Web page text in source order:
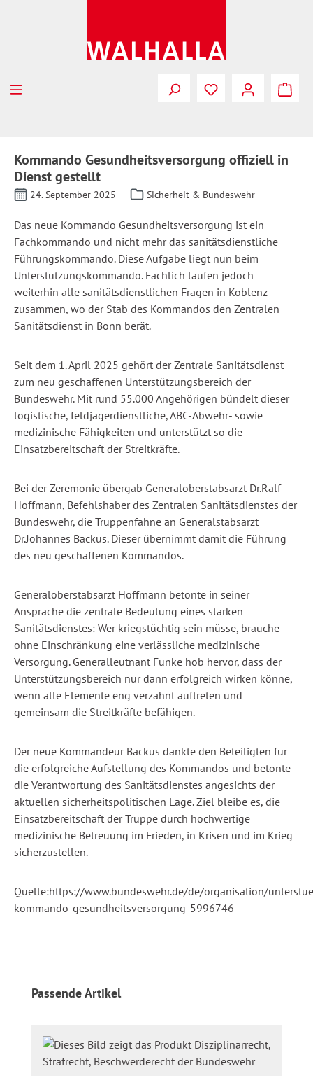
Kommando Gesundheitsversorgung offiziell in
Dienst gestellt
24. September 2025 Sicherheit & Bundeswehr
Das neue Kommando Gesundheitsversorgung ist ein
Fachkommando und nicht mehrdas sanitätsdienstliche
Führungskommando. DieseAufgabe liegt nun beim
Unterstützungskommando. Fachlich laufen jedoch
weiterhin alle sanitätsdienstlichen Fragen in Koblenz
zusammen, wo der Stab des Kommandos den Zentralen
Sanitätsdienst in Bonn berät.
Seit dem 1. April 2025 gehört der Zentrale Sanitätsdienst
zum neu geschaffenen Unterstützungsbereich der
Bundeswehr. Mit rund 55.000 Angehörigen bündelt dieser
logistische, feldjägerdienstliche, ABC-Abwehr- sowie
medizinische Fähigkeiten und unterstützt so die
Einsatzbereitschaft der Streitkräfte.
Bei derZeremonie übergab Generaloberstabsarzt Dr.Ralf
Hoffmann, Befehlshaberdes Zentralen Sanitätsdienstes der
Bundeswehr, die Truppenfahne an Generalstabsarzt
Dr.Johannes Backus. Dieser übernimmt damit die Führung
des neu geschaffenen Kommandos.
Generaloberstabsarzt Hoffmann betonte in seiner
Ansprache die zentrale Bedeutung eines starken
Sanitätsdienstes: Wer kriegstüchtig sein müsse, brauche
ohne Einschränkung eine verlässliche medizinische
Versorgung. Generalleutnant Funke hob hervor, dass der
Unterstützungsbereich nur dann erfolgreich wirken könne,
wenn alle Elemente eng verzahnt auftreten und
gemeinsam die Streitkräfte befähigen.
Der neue KommandeurBackus dankte den Beteiligten für
die erfolgreicheAufstellung des Kommandos und betonte
die Verantwortung des Sanitätsdienstes angesichts der
aktuellen sicherheitspolitischen Lage. Ziel bleibe es, die
Einsatzbereitschaft derTruppe durch hochwertige
medizinische Betreuung im Frieden, in Krisen und im Krieg
sicherzustellen.
Quelle:https://www.bundeswehr.de/de/organisation/
kommando-gesundheitsversorgung-5996746
Produktgalerie überspringen
Passende Artikel